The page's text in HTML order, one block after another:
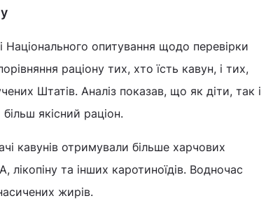
Національного опитування щодо перевірки
раціону тих, хто їсть кавун, і тих,
Штатів. Аналіз показав, що як діти, так і
якісний раціон.
кавунів отримували більше харчових
лікопіну та інших каротиноїдів. Водночас
жирів.